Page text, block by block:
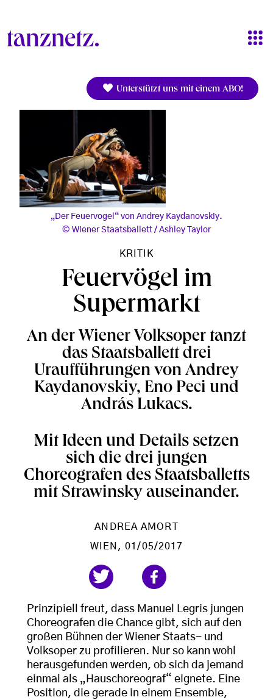
Unterstützt uns mit einem ABO!
„Der Feuervogel“ von Andrey Kaydanovskiy.
Wiener Staatsballett / Ashley Taylor
KRITIK
Feuervögel im
Supermarkt
An der Wiener Volksoper tanzt
das Staatsballett drei
Uraufführungen von Andrey
Kaydanovskiy, Eno Peci und
András Lukacs.
Mit Ideen und Details setzen
sich die drei jungen
Choreografen des Staatsballetts
mit Strawinsky auseinander.
ANDREA AMORT
WIEN , 01/05/2017
Prinzipiell freut, dass Manuel Legris jungen
Choreografen die Chance gibt, sich auf den
großen Bühnen der Wiener Staats- und
Volksoper zu profilieren. Nur so kann wohl
herausgefunden werden, ob sich da jemand
einmal als „Hauschoreograf“ eignete. Eine
Position, die gerade in einem Ensemble,